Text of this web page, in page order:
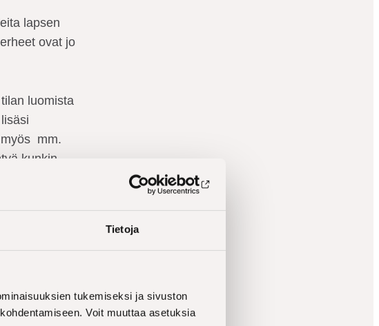
Tietoja
tukemiseksi ja sivuston
Voit muuttaa asetuksia
lapsen
ovat jo
luomista
mm.
kunkin
todella kaipaavat